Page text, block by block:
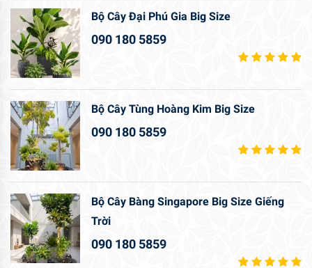
Bộ Cây Đại Phú Gia Big Size
090 180 5859
Bộ Cây Tùng Hoàng Kim Big Size
090 180 5859
Bộ Cây Bàng Singapore Big Size Giếng
Trời
090 180 5859